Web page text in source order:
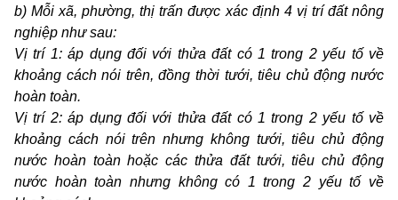
b) Mỗi xã, phường, thị trấn được xác định 4 vị trí đất nông
nghiệp như sau:
Vị trí 1:áp dụng đối với thửa đất có 1 trong 2 yếu tố về
khoảng cách nói trên, đồng thời tưới, tiêu chủ động nước
hoàn toàn.
Vị trí 2:áp dụng đối với thửa đất có 1 trong 2 yếu tố về
khoảng cách nói trên nhưng không tưới, tiêu chủ động
nước hoàn toàn hoặc các thửa đất tưới, tiêu chủ động
nước hoàn toàn nhưng không có 1 trong 2 yếu tố về